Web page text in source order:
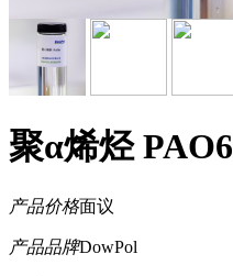
聚α烯烃 PAO6
产品价格面议
产品品牌DowPol